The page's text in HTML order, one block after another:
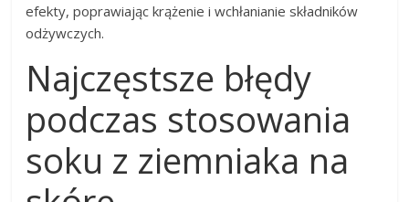
efekty, poprawiając krążenie i wchłanianie składników
odżywczych.
Najczęstsze błędy
podczas stosowania
soku z ziemniaka na